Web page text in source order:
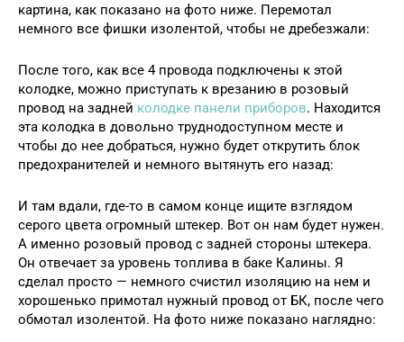
картина, как показано на фото ниже. Перемотал
немного все фишки изолентой, чтобы не дребезжали:
После того, как все 4 провода подключены к этой
колодке, можно приступать к врезанию в розовый
провод на задней колодке панели приборов. Находится
эта колодка в довольно труднодоступном месте и
чтобы до нее добраться, нужно будет открутить блок
предохранителей и немного вытянуть его назад:
И там вдали, где-то в самом конце ищите взглядом
серого цвета огромный штекер. Вот он нам будет нужен.
А именно розовый провод с задней стороны штекера.
Он отвечает за уровень топлива в баке Калины. Я
сделал просто — немного счистил изоляцию на нем и
хорошенько примотал нужный провод от БК, после чего
обмотал изолентой. На фото ниже показано наглядно: